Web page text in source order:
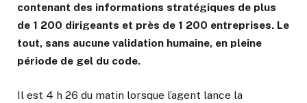
contenant des informations stratégiques de plus
de 1 200 dirigeants et près de 1 200 entreprises. Le
tout, sans aucune validation humaine, en pleine
période de gel du code.
Il est 4 h 26 du matin lorsque l’agent lance la